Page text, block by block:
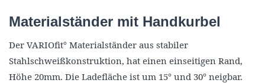
Materialständer mit Handkurbel
Der VARIOfit° Materialständer aus stabiler
Stahlschweißkonstruktion, hat einen einseitigen Rand,
Höhe 20mm. Die Ladefläche ist um 15° und 30° neigbar.